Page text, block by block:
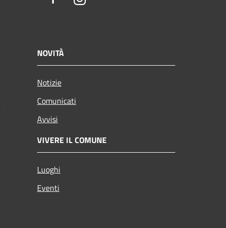
NOVITÀ
Notizie
Comunicati
Avvisi
VIVERE IL COMUNE
Luoghi
Eventi